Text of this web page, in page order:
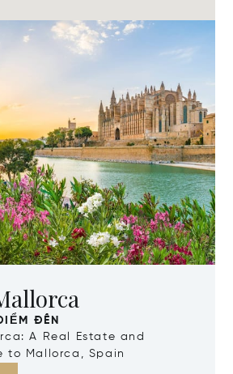
ĐẾN
A Real Estate and
to Mallorca, Spain